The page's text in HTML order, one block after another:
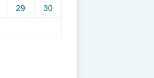
29 30